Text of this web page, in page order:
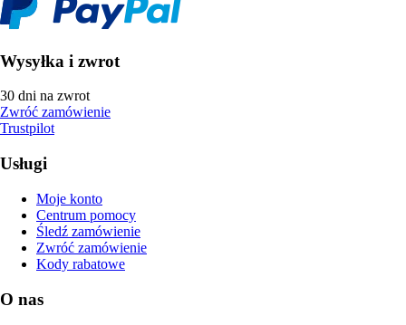
Wysyłka i zwrot
30 dni na zwrot
Zwróć zamówienie
Trustpilot
Usługi
Moje konto
Centrum pomocy
Śledź zamówienie
Zwróć zamówienie
Kody rabatowe
O nas